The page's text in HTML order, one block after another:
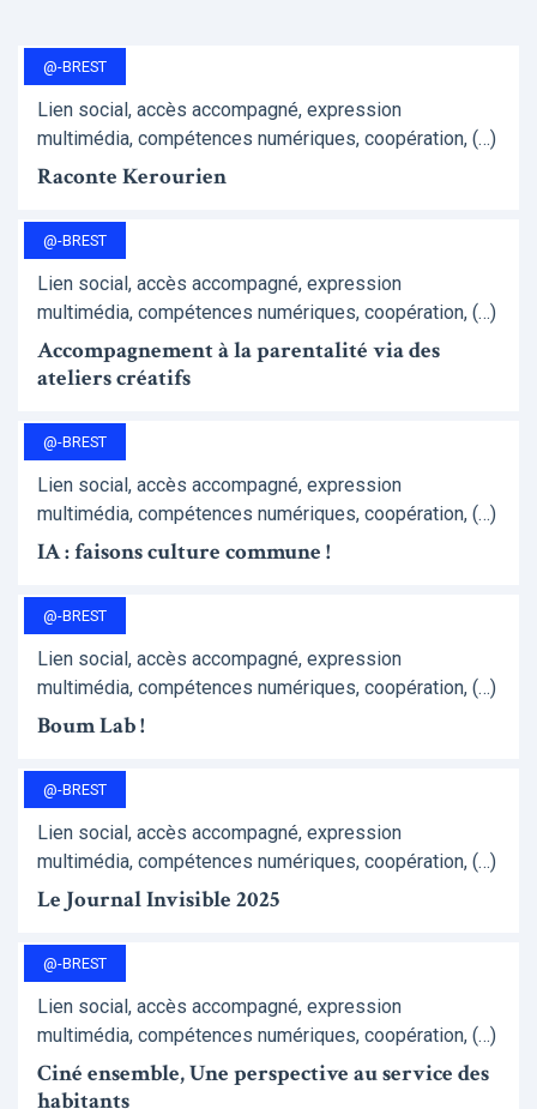
@-BREST
Lien social, accès accompagné, expression
multimédia, compétences numériques, coopération, (…)
Raconte Kerourien
@-BREST
Lien social, accès accompagné, expression
multimédia, compétences numériques, coopération, (…)
Accompagnement à la parentalité via des
ateliers créatifs
@-BREST
Lien social, accès accompagné, expression
multimédia, compétences numériques, coopération, (…)
IA : faisons culture commune !
@-BREST
Lien social, accès accompagné, expression
multimédia, compétences numériques, coopération, (…)
Boum Lab !
@-BREST
Lien social, accès accompagné, expression
multimédia, compétences numériques, coopération, (…)
Le Journal Invisible 2025
@-BREST
Lien social, accès accompagné, expression
multimédia, compétences numériques, coopération, (…)
Ciné ensemble, Une perspective au service des
habitants